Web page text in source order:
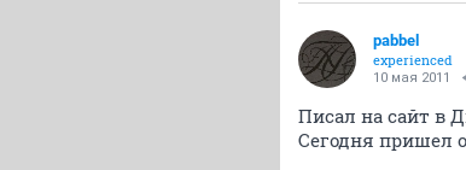
pabbel
experienced
10 мая 2011
Писал на сайт в
Сегодня пришел